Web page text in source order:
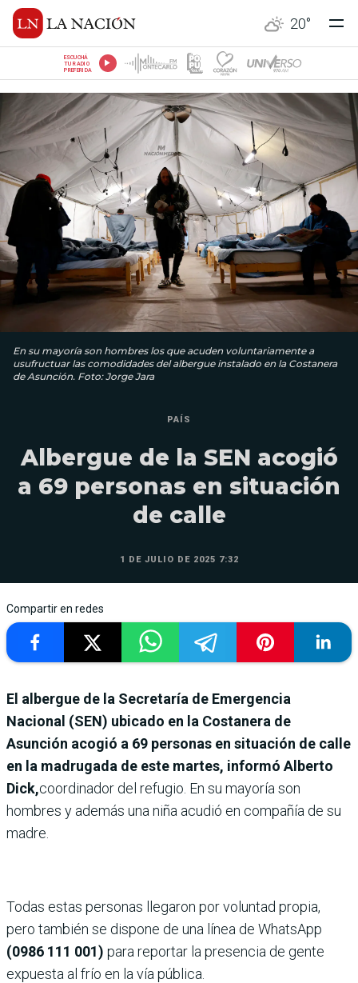
20°
ESCUCHÁ
TU RADIO
PREFERIDA
En su mayoría son hombres los que acuden voluntariamente a
usufructuar las comodidades del albergue instalado en la Costanera
de Asunción. Foto: Jorge Jara
PAÍS
Albergue de la SEN acogió
a 69 personas en situación
de calle
1 DE JULIO DE 2025 7:32
Compartir en redes
El albergue de la Secretaría de Emergencia
Nacional (SEN) ubicado en la Costanera de
Asunción acogió a 69 personas en situación de calle
en la madrugada de este martes, informó Alberto
Dick,coordinador del refugio. En su mayoría son
hombres y además una niña acudió en compañía de su
madre.
Todas estas personas llegaron por voluntad propia,
pero también se dispone de una línea de WhatsApp
(0986 111 001) para reportar la presencia de gente
expuesta al frío en la vía pública.